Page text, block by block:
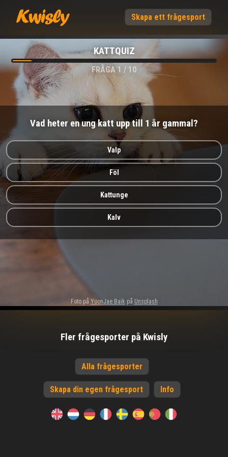
Skapa ett frågesport
KATTQUIZ
FRÅGA 1 / 10
Vad heter en ung katt upp till 1 år gammal?
Valp
Föl
Kattunge
Kalv
Foto på YoonJae Baik på Unsplash
Fler frågesporter på Kwisly
Alla frågesporter
Skapa din egen frågesport Info